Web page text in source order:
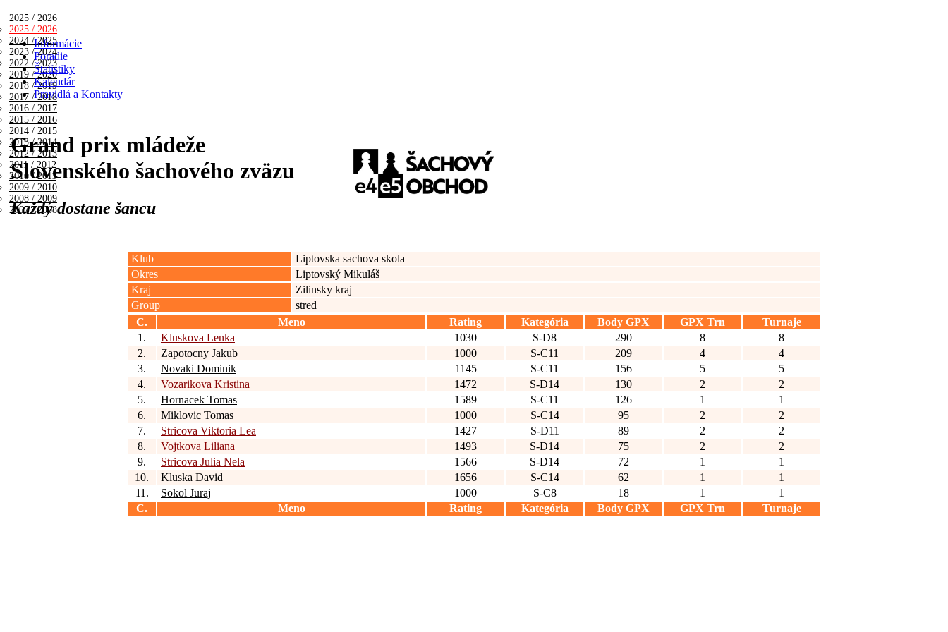
2025 / 2026
2025 / 2026
2024 / 2025
2023 / 2024
2022 / 2023
2019 / 2020
2018 / 2019
2017 / 2018
2016 / 2017
2015 / 2016
2014 / 2015
2013 / 2014
2012 / 2013
2011 / 2012
2010 / 2011
2009 / 2010
2008 / 2009
2007 / 2008
Informácie
Poradie
Štatistiky
Kalendár
Pravidlá a Kontakty
Grand prix mládeže
Slovenského šachového zväzu
Každý dostane šancu
Klub
Liptovska sachova skola
Okres
Liptovský Mikuláš
Kraj
Zilinsky kraj
Group
stred
C.
Meno Rating Kategória Body GPX GPX Trn
Turnaje
1.
Kluskova Lenka 1030 S-D8 290 8
8
2.
Zapotocny Jakub 1000 S-C11 209 4
4
3.
Novaki Dominik 1145 S-C11 156 5
5
4.
Vozarikova Kristina 1472 S-D14 130 2
2
5.
Hornacek Tomas 1589 S-C11 126 1
1
6.
Miklovic Tomas 1000 S-C14 95 2
2
7.
Stricova Viktoria Lea 1427 S-D11 89 2
2
8.
Vojtkova Liliana 1493 S-D14 75 2
2
9.
Stricova Julia Nela 1566 S-D14 72 1
1
10.
Kluska David 1656 S-C14 62 1
1
11.
Sokol Juraj 1000 S-C8 18 1
1
C.
Meno Rating Kategória Body GPX GPX Trn Turnaje